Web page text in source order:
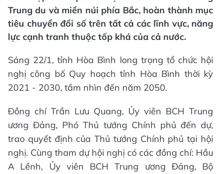
Trung du và miền núi phía Bắc, hoàn thành mục
tiêu chuyển đổi số trên tất cả các lĩnh vực, năng
lực cạnh tranh thuộc tốp khá của cả nước.
Sáng 22/1, tỉnh Hòa Bình long trọng tổ chức hội
nghị công bố Quy hoạch tỉnh Hòa Bình thời kỳ
2021 - 2030, tầm nhìn đến năm 2050.
Đồng chí Trần Lưu Quang, Ủy viên BCH Trung
ương Đảng, Phó Thủ tướng Chính phủ đến dự,
trao quyết định của Thủ tướng Chính phủ tại hội
nghị. Cùng tham dự hội nghị có các đồng chí: Hầu
A Lềnh, Ủy viên BCH Trung ương Đảng, Bộ